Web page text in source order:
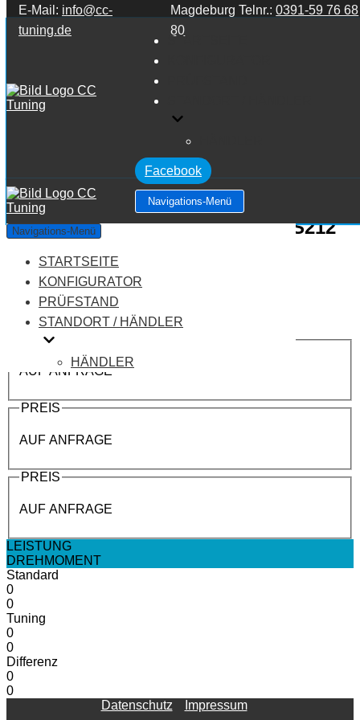
Zum Inhalt springen
E-Mail: info@cc-
tuning.de
Magdeburg Telnr.:0391-59 76 68
80
STARTSEITE
Facebook
Navigations-Menü
Navigations-Menü
STARTSEITE
KONFIGURATOR
PRÜFSTAND
STANDORT / HÄNDLER
HÄNDLER
Mercedes Benz E Klasse W212/S212
E Klasse E250
Leistung:211 PS
Drehmoment:350 NM
Motortyp:Benziner
PREIS
AUF ANFRAGE
PREIS
AUF ANFRAGE
PREIS
AUF ANFRAGE
LEISTUNG
DREHMOMENT
Standard
0
0
Tuning
0
0
Differenz
0
0
Datenschutz
Impressum